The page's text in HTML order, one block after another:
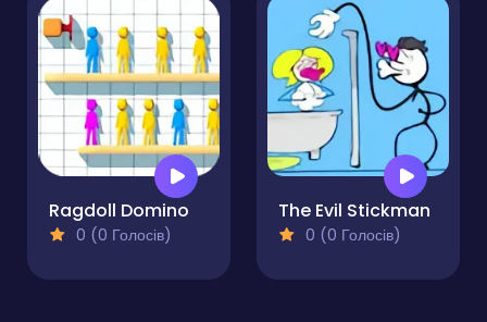
Ragdoll Domino
0 (0 Голосів)
The Evil Stickman
0 (0 Голосів)